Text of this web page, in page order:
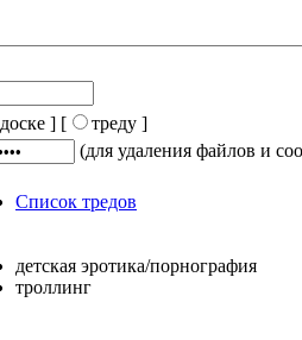
доске ] [
треду ]
(для удаления файлов и
Список тредов
детская эротика/порнография
троллинг